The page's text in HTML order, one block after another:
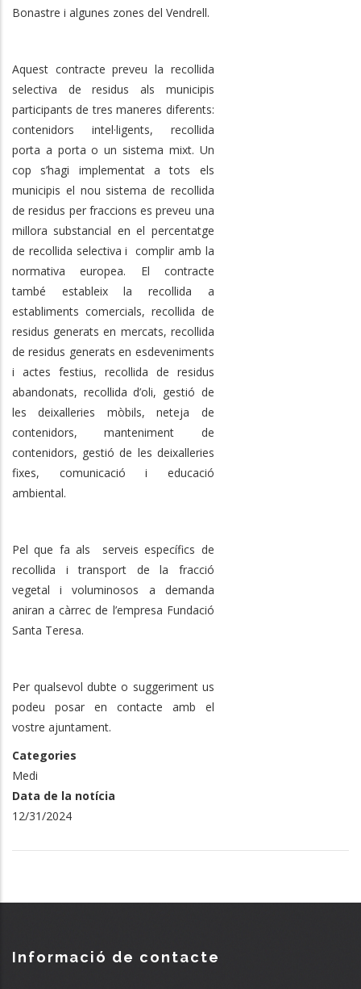
Bonastre i algunes zones del Vendrell.
Aquest contracte preveu la recollida
selectiva de residus als municipis
participants de tres maneres diferents:
contenidors intel·ligents, recollida
porta a porta o un sistema mixt. Un
cop s’hagi implementat a tots els
municipis el nou sistema de recollida
de residus per fraccions es preveu una
millora substancial en el percentatge
de recollida selectiva i complir amb la
normativa europea. El contracte
també estableix la recollida a
establiments comercials, recollida de
residus generats en mercats, recollida
de residus generats en esdeveniments
i actes festius, recollida de residus
abandonats, recollida d’oli, gestió de
les deixalleries mòbils, neteja de
contenidors, manteniment de
contenidors, gestió de les deixalleries
fixes, comunicació i educació
ambiental.
Pel que fa als serveis específics de
recollida i transport de la fracció
vegetal i voluminosos a demanda
aniran a càrrec de l’empresa Fundació
Santa Teresa.
Per qualsevol dubte o suggeriment us
podeu posar en contacte amb el
vostre ajuntament.
Categories
Medi
Data de la notícia
12/31/2024
Informació de contacte